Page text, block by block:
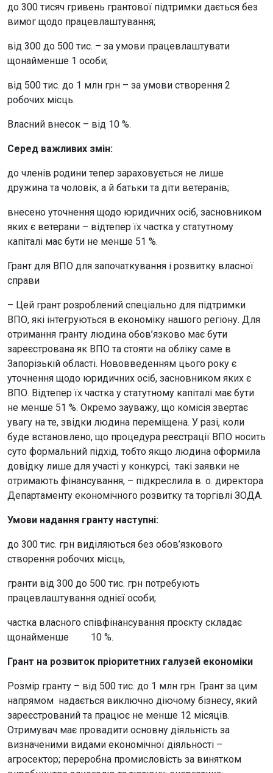
до 300 тисяч гривень грантової підтримки дається без
вимог щодо працевлаштування;
від 300 до 500 тис. – за умови працевлаштувати
щонайменше 1 особи;
від 500 тис. до 1 млн грн – за умови створення 2
робочих місць.
Власний внесок – від 10 %.
Серед важливих змін:
до членів родини тепер зараховується не лише
дружина та чоловік, а й батьки та діти ветеранів;
внесено уточнення щодо юридичних осіб, засновником
яких є ветерани – відтепер їх частка у статутному
капіталі має бути не менше 51 %.
Грант для ВПО для започаткування і розвитку власної
справи
– Цей грант розроблений спеціально для підтримки
ВПО, які інтегруються в економіку нашого регіону. Для
отримання гранту людина обов’язково має бути
зареєстрована як ВПО та стояти на обліку саме в
Запорізькій області. Нововведенням цього року є
уточнення щодо юридичних осіб, засновником яких є
ВПО. Відтепер їх частка у статутному капіталі має бути
не менше 51 %. Окремо зауважу, що комісія звертає
увагу на те, звідки людина переміщена. У разі, коли
буде встановлено, що процедура реєстрації ВПО носить
суто формальний підхід, тобто якщо людина оформила
довідку лише для участі у конкурсі, такі заявки не
отримають фінансування, – підкреслила в. о. директора
Департаменту економічного розвитку та торгівлі ЗОДА.
Умови надання гранту наступні:
до 300 тис. грн виділяються без обов’язкового
створення робочих місць,
гранти від 300 до 500 тис. грн потребують
працевлаштування однієї особи;
частка власного співфінансування проєкту складає
щонайменше 10 %.
Грант на розвиток пріоритетних галузей економіки
Розмір гранту – від 500 тис. до 1 млн грн. Грант за цим
напрямом надається виключно діючому бізнесу, який
зареєстрований та працює не менше 12 місяців.
Отримувач має провадити основну діяльність за
визначеними видами економічної діяльності –
агросектор; переробна промисловість за винятком